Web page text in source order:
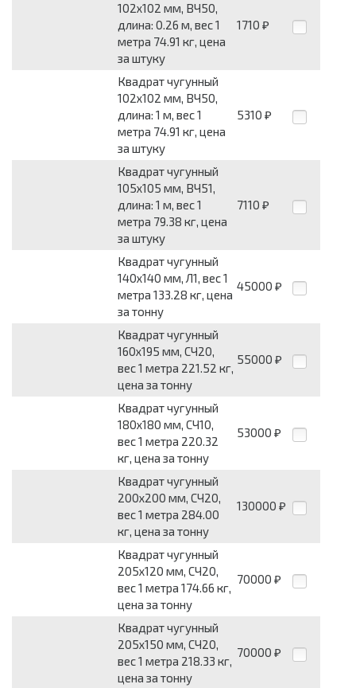
102x102 мм, ВЧ50,
длина: 0.26 м, вес 1
метра 74.91 кг, цена
за штуку
1710 ₽
Квадрат чугунный
102x102 мм, ВЧ50,
длина: 1 м, вес 1
метра 74.91 кг, цена
за штуку
5310 ₽
Квадрат чугунный
105x105 мм, ВЧ51,
длина: 1 м, вес 1
метра 79.38 кг, цена
за штуку
7110 ₽
Квадрат чугунный
140x140 мм, Л1, вес 1
метра 133.28 кг, цена
за тонну
45000 ₽
Квадрат чугунный
160x195 мм, СЧ20,
вес 1 метра 221.52 кг,
цена за тонну
55000 ₽
Квадрат чугунный
180x180 мм, СЧ10,
вес 1 метра 220.32
кг, цена за тонну
53000 ₽
Квадрат чугунный
200x200 мм, СЧ20,
вес 1 метра 284.00
кг, цена за тонну
130000 ₽
Квадрат чугунный
205x120 мм, СЧ20,
вес 1 метра 174.66 кг,
цена за тонну
70000 ₽
Квадрат чугунный
205x150 мм, СЧ20,
вес 1 метра 218.33 кг,
цена за тонну
70000 ₽